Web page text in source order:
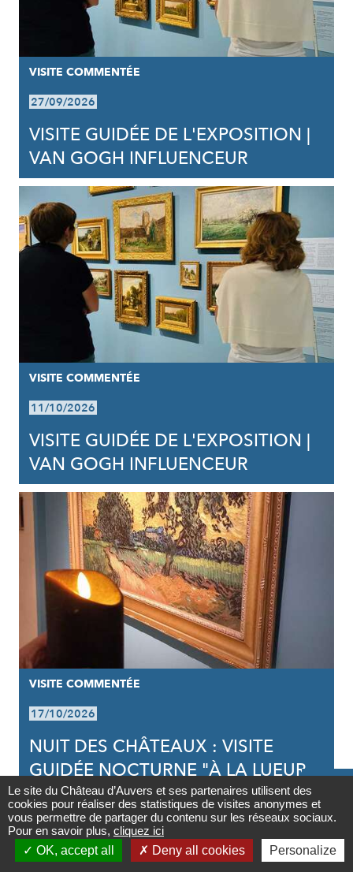
Contact

Newsletter
VISITE COMMENTÉE
27/09/2026
VISITE GUIDÉE DE L'EXPOSITION |
VAN GOGH INFLUENCEUR
VISITE COMMENTÉE
11/10/2026
VISITE GUIDÉE DE L'EXPOSITION |
VAN GOGH INFLUENCEUR
VISITE COMMENTÉE
17/10/2026
NUIT DES CHÂTEAUX : VISITE
GUIDÉE NOCTURNE "À LA LUEUR
DE LA BOUGIE"
Le site du Château d’Auvers et ses partenaires utilisent des
cookies pour réaliser des statistiques de visites anonymes et
vous permettre de partager du contenu sur les réseaux sociaux.
Pour en savoir plus, cliquez ici
OK, accept all
Deny all cookies Personalize